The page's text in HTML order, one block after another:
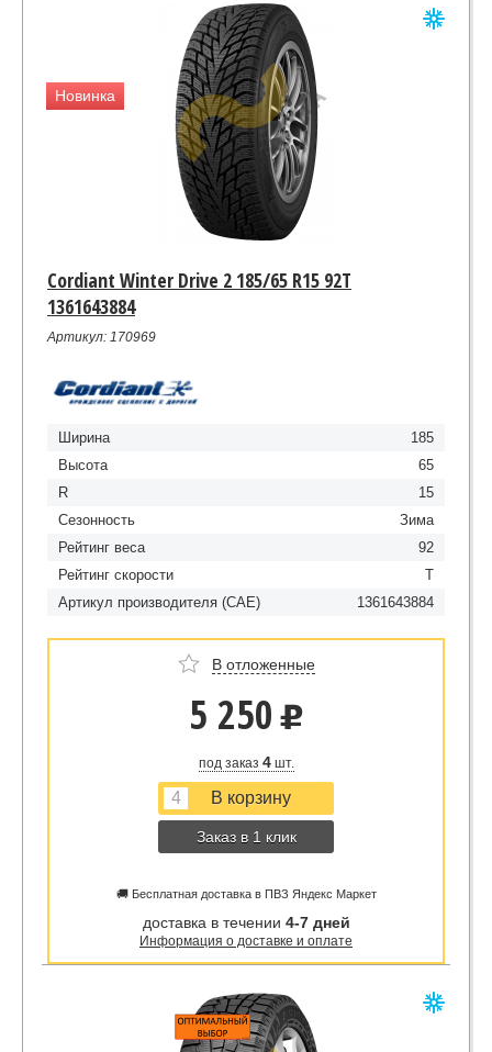
Новинка
Cordiant Winter Drive 2 185/65 R15 92T
1361643884
Артикул: 170969
Ширина
185
Высота
65
R
15
Сезонность
Зима
Рейтинг веса
92
Рейтинг скорости
T
Артикул производителя (CAE)
1361643884
В отложенные
5 250 u
под заказ 4шт.
Заказ в 1 клик
🚚 Бесплатная доставка в ПВЗ Яндекс Маркет
доставка в течении 4-7 дней
Информация о доставке и оплате